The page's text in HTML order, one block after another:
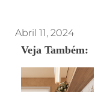
Abril 11, 2024
Veja Também: